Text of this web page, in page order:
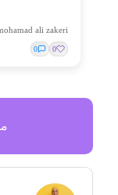
ali zakeri
0
0